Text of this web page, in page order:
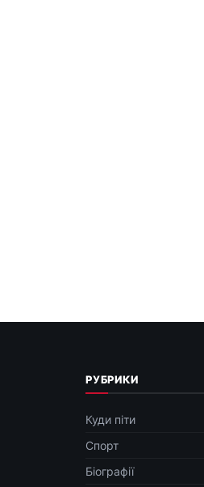
РУБРИКИ
Куди піти
Спорт
Біографії